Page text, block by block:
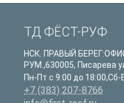
ТД ФЁСТ-РУФ
НСК. ПРАВЫЙ
РУМ.,630005, Писарева
Пн-Пт с 9:00 до
+7 (383) 207-8766